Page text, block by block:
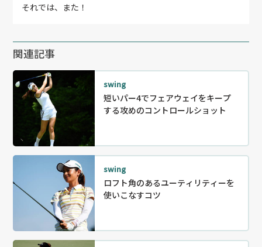
それでは、また！
関連記事
swing
短いパー4でフェアウェイをキープ
する攻めのコントロールショット
swing
ロフト角のあるユーティリティーを
使いこなすコツ